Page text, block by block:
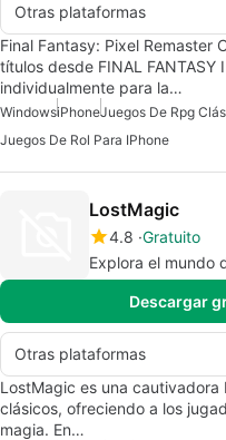
Otras plataformas
Final Fantasy: Pixel Remaster
títulos desde FINAL FANTASY
individualmente para la…
WindowsiPhoneJuegos De Rpg
Juegos De Rol Para IPhone
LostMagic
4.8 Gratuito
Explora el mundo
Descargar
Otras plataformas
LostMagic es una cautivadora
clásicos, ofreciendo a los
magia. En…